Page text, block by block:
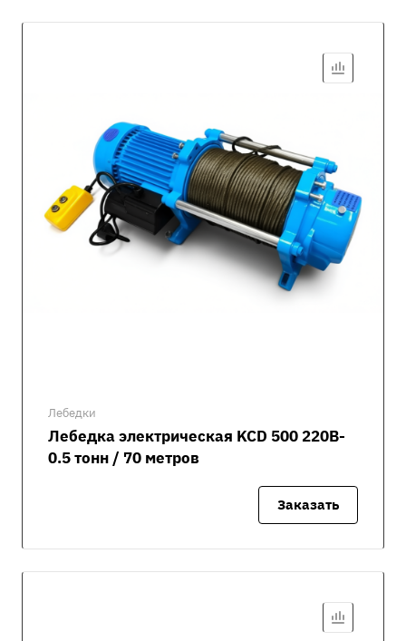
Лебедки
Лебедка электрическая KCD 500 220В-
0.5 тонн / 70 метров
Заказать